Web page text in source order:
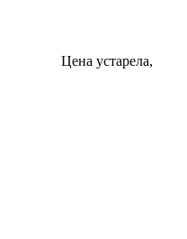
Цена устарела,